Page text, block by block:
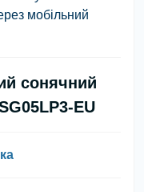
мобільний
сонячний
EU